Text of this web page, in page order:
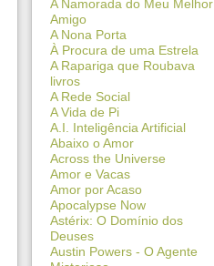
A Namorada do Meu Melhor
Amigo
A Nona Porta
À Procura de uma Estrela
A Rapariga que Roubava
livros
A Rede Social
A Vida de Pi
A.I. Inteligência Artificial
Abaixo o Amor
Across the Universe
Amor e Vacas
Amor por Acaso
Apocalypse Now
Astérix: O Domínio dos
Deuses
Austin Powers - O Agente